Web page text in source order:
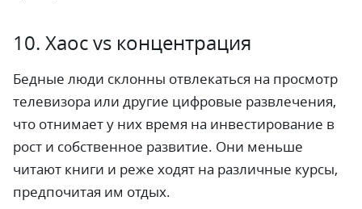
10. Хаос vs концентрация
Бедные люди склонны отвлекаться на просмотр
телевизора или другие цифровые развлечения,
что отнимает у них время на инвестирование в
рост и собственное развитие. Они меньше
читают книги и реже ходят на различные курсы,
предпочитая им отдых.